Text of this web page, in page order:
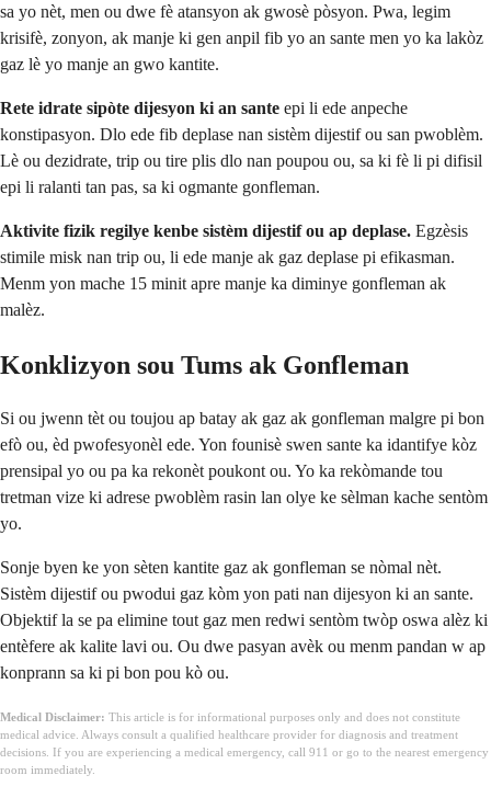
sa yo nèt, men ou dwe fè atansyon ak gwosè pòsyon. Pwa, legim
krisifè, zonyon, ak manje ki gen anpil fib yo an sante men yo ka lakòz
gaz lè yo manje an gwo kantite.
Rete idrate sipòte dijesyon ki an sante epi li ede anpeche
konstipasyon. Dlo ede fib deplase nan sistèm dijestif ou san pwoblèm.
Lè ou dezidrate, trip ou tire plis dlo nan poupou ou, sa ki fè li pi difisil
epi li ralanti tan pas, sa ki ogmante gonfleman.
Aktivite fizik regilye kenbe sistèm dijestif ou ap deplase. Egzèsis
stimile misk nan trip ou, li ede manje ak gaz deplase pi efikasman.
Menm yon mache 15 minit apre manje ka diminye gonfleman ak
malèz.
Konklizyon sou Tums ak Gonfleman
Si ou jwenn tèt ou toujou ap batay ak gaz ak gonfleman malgre pi bon
efò ou, èd pwofesyonèl ede. Yon founisè swen sante ka idantifye kòz
prensipal yo ou pa ka rekonèt poukont ou. Yo ka rekòmande tou
tretman vize ki adrese pwoblèm rasin lan olye ke sèlman kache sentòm
yo.
Sonje byen ke yon sèten kantite gaz ak gonfleman se nòmal nèt.
Sistèm dijestif ou pwodui gaz kòm yon pati nan dijesyon ki an sante.
Objektif la se pa elimine tout gaz men redwi sentòm twòp oswa alèz ki
entèfere ak kalite lavi ou. Ou dwe pasyan avèk ou menm pandan w ap
konprann sa ki pi bon pou kò ou.
Medical Disclaimer: This article is for informational purposes only and does not constitute
medical advice. Always consult a qualified healthcare provider for diagnosis and treatment
decisions. If you are experiencing a medical emergency, call 911 or go to the nearest emergency
room immediately.